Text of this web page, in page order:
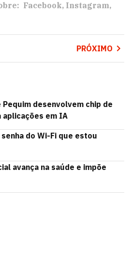
Facebook Instagram
PRÓXIMO
desenvolvem chip de
aplicações em IA
do Wi-Fi que estou
avança na saúde e impõe